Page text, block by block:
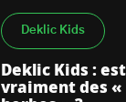
Deklic Kids
Deklic Kids :
vraiment des «